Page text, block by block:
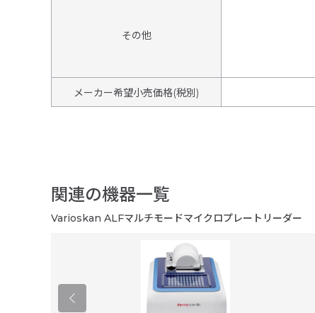
その他
メーカー希望小売価格(税別)
関連の機器一覧
Varioskan ALFマルチモードマイクロプレートリーダー